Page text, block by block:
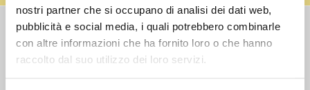
nostri partner che si occupano di analisi dei dati web,
pubblicità e social media, i quali potrebbero combinarle
con altre informazioni che ha fornito loro o che hanno
raccolto dal suo utilizzo dei loro servizi.
COSTI DI
SPEDIZIONE
Consegna standard > € 6,90